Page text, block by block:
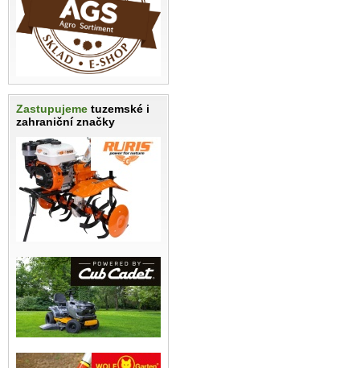
Zastupujeme tuzemské i
zahraniční značky